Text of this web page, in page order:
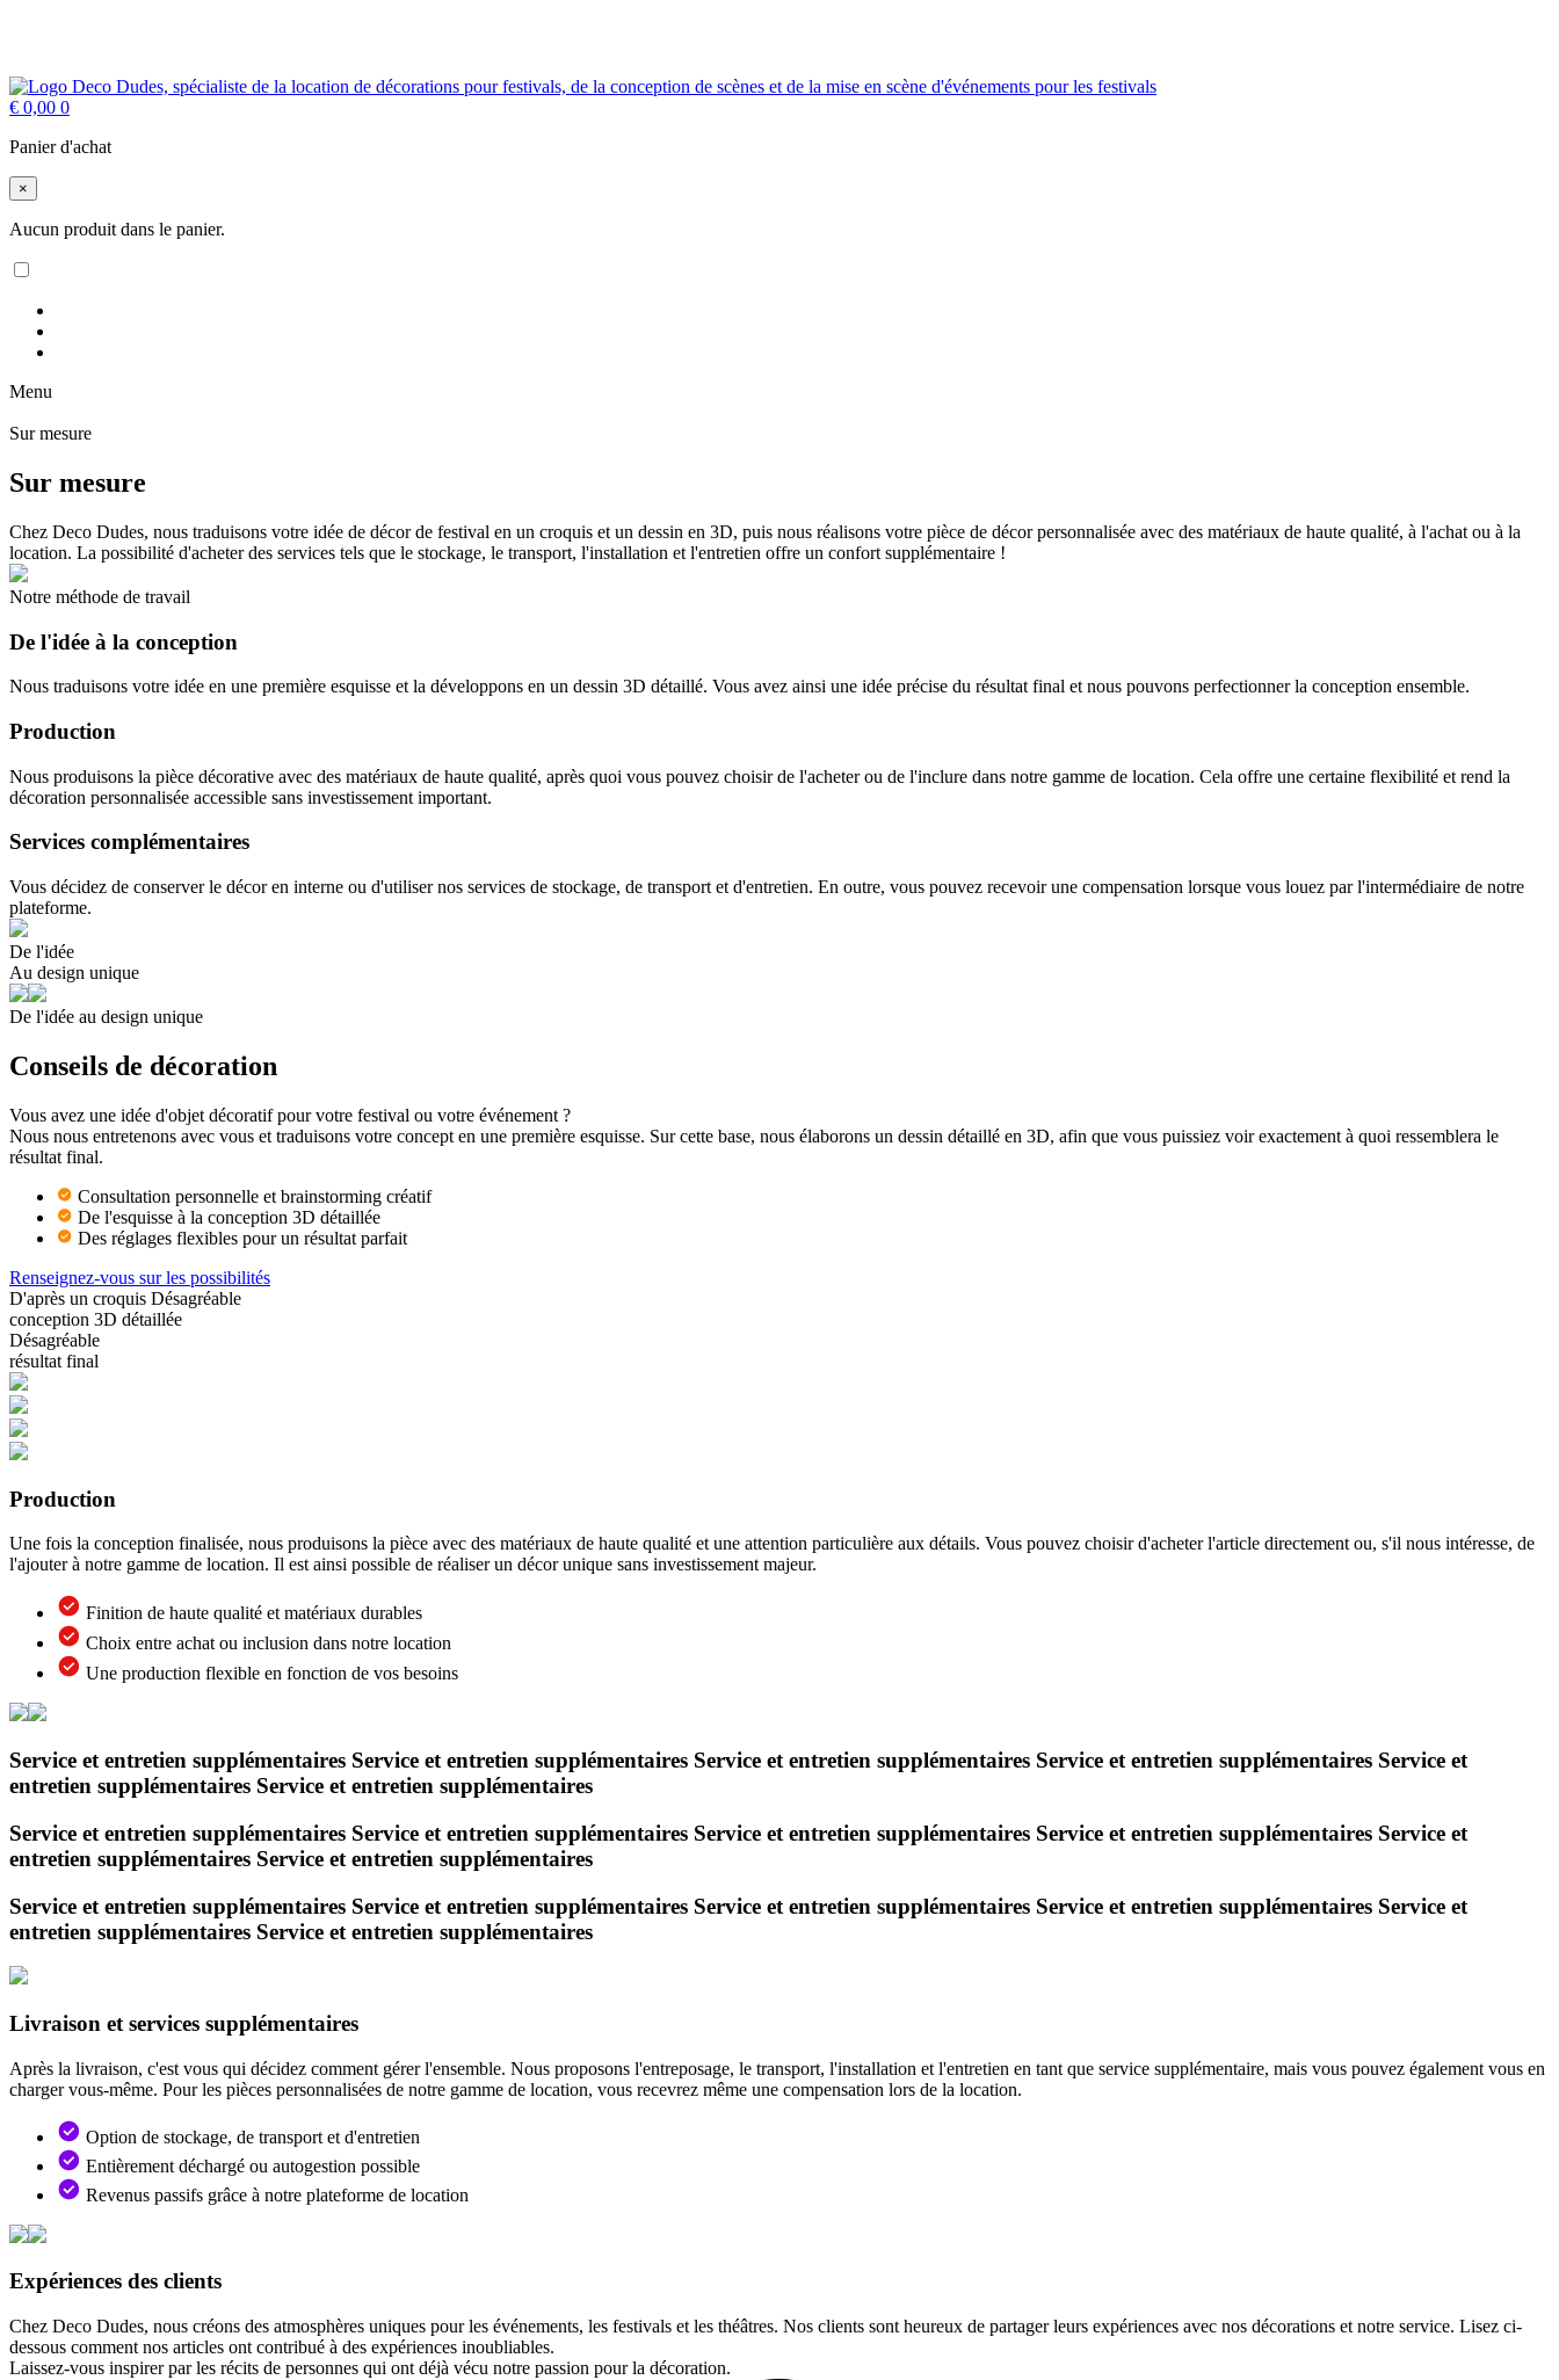
€ 0,00 0
Panier d'achat
×
Aucun produit dans le panier.
Menu
Sur mesure
Sur mesure
Chez Deco Dudes, nous traduisons votre idée de décor de festival en un croquis et un dessin en 3D, puis nous réalisons votre pièce de décor personnalisée avec des matériaux de haute qualité, à l'achat ou à la
location. La possibilité d'acheter des services tels que le stockage, le transport, l'installation et l'entretien offre un confort supplémentaire !
Notre méthode de travail
De l'idée à la conception
Nous traduisons votre idée en une première esquisse et la développons en un dessin 3D détaillé. Vous avez ainsi une idée précise du résultat final et nous pouvons perfectionner la conception ensemble.
Production
Nous produisons la pièce décorative avec des matériaux de haute qualité, après quoi vous pouvez choisir de l'acheter ou de l'inclure dans notre gamme de location. Cela offre une certaine flexibilité et rend la
décoration personnalisée accessible sans investissement important.
Services complémentaires
Vous décidez de conserver le décor en interne ou d'utiliser nos services de stockage, de transport et d'entretien. En outre, vous pouvez recevoir une compensation lorsque vous louez par l'intermédiaire de notre
plateforme.
De l'idée
Au design unique
De l'idée au design unique
Conseils de décoration
Vous avez une idée d'objet décoratif pour votre festival ou votre événement ?
Nous nous entretenons avec vous et traduisons votre concept en une première esquisse. Sur cette base, nous élaborons un dessin détaillé en 3D, afin que vous puissiez voir exactement à quoi ressemblera le
résultat final.
Consultation personnelle et brainstorming créatif
De l'esquisse à la conception 3D détaillée
Des réglages flexibles pour un résultat parfait
Renseignez-vous sur les possibilités
D'après un croquis Désagréable
conception 3D détaillée
Désagréable
résultat final
Production
Une fois la conception finalisée, nous produisons la pièce avec des matériaux de haute qualité et une attention particulière aux détails. Vous pouvez choisir d'acheter l'article directement ou, s'il nous intéresse, de
l'ajouter à notre gamme de location. Il est ainsi possible de réaliser un décor unique sans investissement majeur.
Finition de haute qualité et matériaux durables
Choix entre achat ou inclusion dans notre location
Une production flexible en fonction de vos besoins
Service et entretien supplémentaires Service et entretien supplémentaires Service et entretien supplémentaires Service et entretien supplémentaires Service et
entretien supplémentaires Service et entretien supplémentaires
Service et entretien supplémentaires Service et entretien supplémentaires Service et entretien supplémentaires Service et entretien supplémentaires Service et
entretien supplémentaires Service et entretien supplémentaires
Service et entretien supplémentaires Service et entretien supplémentaires Service et entretien supplémentaires Service et entretien supplémentaires Service et
entretien supplémentaires Service et entretien supplémentaires
Livraison et services supplémentaires
Après la livraison, c'est vous qui décidez comment gérer l'ensemble. Nous proposons l'entreposage, le transport, l'installation et l'entretien en tant que service supplémentaire, mais vous pouvez également vous en
charger vous-même. Pour les pièces personnalisées de notre gamme de location, vous recevrez même une compensation lors de la location.
Option de stockage, de transport et d'entretien
Entièrement déchargé ou autogestion possible
Revenus passifs grâce à notre plateforme de location
Expériences des clients
Chez Deco Dudes, nous créons des atmosphères uniques pour les événements, les festivals et les théâtres. Nos clients sont heureux de partager leurs expériences avec nos décorations et notre service. Lisez ci-
dessous comment nos articles ont contribué à des expériences inoubliables.
Laissez-vous inspirer par les récits de personnes qui ont déjà vécu notre passion pour la décoration.